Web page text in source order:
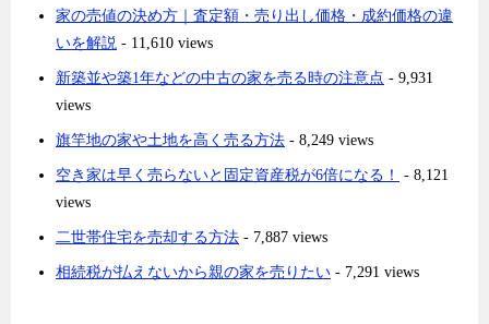
家の売値の決め方｜査定額・売り出し価格・成約価格の違
いを解説 - 11,610 views
新築並や築1年などの中古の家を売る時の注意点 - 9,931
views
旗竿地の家や土地を高く売る方法 - 8,249 views
空き家は早く売らないと固定資産税が6倍になる！
- 8,121
views
二世帯住宅を売却する方法 - 7,887 views
相続税が払えないから親の家を売りたい - 7,291 views